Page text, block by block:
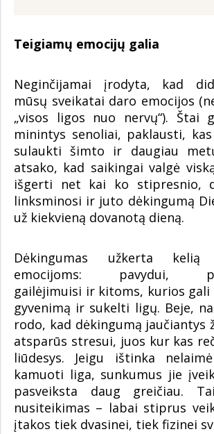
Teigiamų emocijų galia
Neginčijamai įrodyta, kad
mūsų sveikatai daro emocijos
„visos ligos nuo nervų“). Štai
minintys senoliai, paklausti,
sulaukti šimto ir daugiau
atsako, kad saikingai valgė
išgerti net kai ko stipresnio,
linksminosi ir juto dėkingumą
už kiekvieną dovanotą dieną.
Dėkingumas užkerta kelią
emocijoms: pavydui,
gailėjimuisi ir kitoms, kurios gali
gyvenimą ir sukelti ligų. Beje,
rodo, kad dėkingumą jaučiantys
atsparūs stresui, juos kur kas
liūdesys. Jeigu ištinka
kamuoti liga, sunkumus jie
pasveiksta daug greičiau.
nusiteikimas – labai stiprus
įtakos tiek dvasinei, tiek fizinei